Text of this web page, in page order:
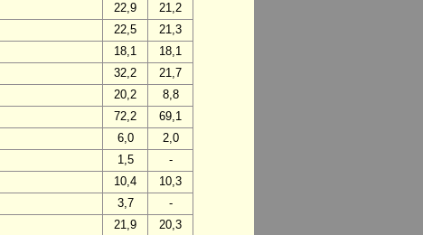
22,9
21,2
22,5
21,3
18,1
18,1
32,2
21,7
20,2
8,8
72,2
69,1
6,0
2,0
1,5
-
10,4
10,3
3,7
-
21,9
20,3